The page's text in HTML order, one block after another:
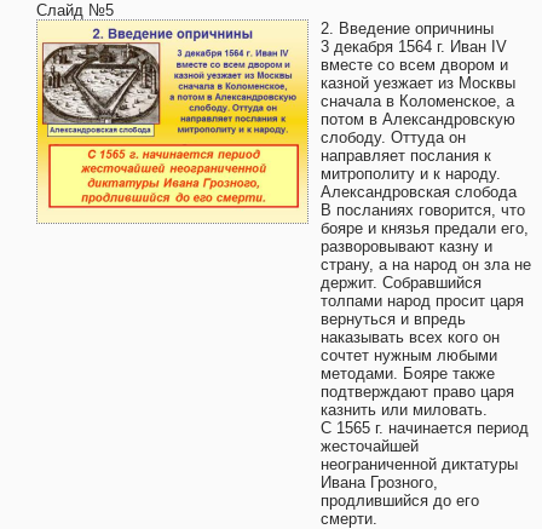
Слайд №5
2. Введение опричнины
3 декабря 1564 г. Иван IV
вместе со всем двором и
казной уезжает из Москвы
сначала в Коломенское, а
потом в Александровскую
слободу. Оттуда он
направляет послания к
митрополиту и к народу.
Александровская слобода
В посланиях говорится, что
бояре и князья предали его,
разворовывают казну и
страну, а на народ он зла не
держит. Собравшийся
толпами народ просит царя
вернуться и впредь
наказывать всех кого он
сочтет нужным любыми
методами. Бояре также
подтверждают право царя
казнить или миловать.
С 1565 г. начинается период
жесточайшей
неограниченной диктатуры
Ивана Грозного,
продлившийся до его
смерти.